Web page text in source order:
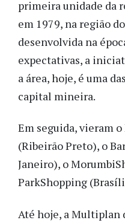
primeira unidade da
em 1979, na região
desenvolvida na
expectativas, a
a área, hoje, é uma
capital mineira.
Em seguida, vieram
(Ribeirão Preto), o
Janeiro), o
ParkShopping
Até hoje, a Multiplan